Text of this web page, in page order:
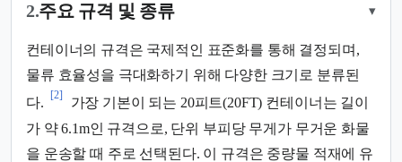
2.주요 규격 및 종류 ▾
컨테이너의 규격은 국제적인 표준화를 통해 결정되며,
물류 효율성을 극대화하기 위해 다양한 크기로 분류된
다.
[2]
가장 기본이 되는 20피트(20FT) 컨테이너는 길이
가 약 6.1m인 규격으로, 단위 부피당 무게가 무거운 화물
을 운송할 때 주로 선택된다. 이 규격은 중량물 적재에 유